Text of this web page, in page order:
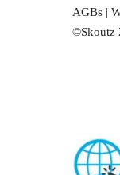
AGBs |
©Skoutz